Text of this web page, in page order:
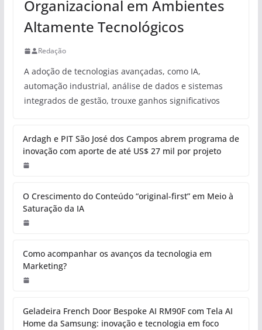
Organizacional em Ambientes
Altamente Tecnológicos
Redação
A adoção de tecnologias avançadas, como IA,
automação industrial, análise de dados e sistemas
integrados de gestão, trouxe ganhos significativos
Ardagh e PIT São José dos Campos abrem programa de
inovação com aporte de até US$ 27 mil por projeto
O Crescimento do Conteúdo “original-first” em Meio à
Saturação da IA
Como acompanhar os avanços da tecnologia em
Marketing?
Geladeira French Door Bespoke AI RM90F com Tela AI
Home da Samsung: inovação e tecnologia em foco